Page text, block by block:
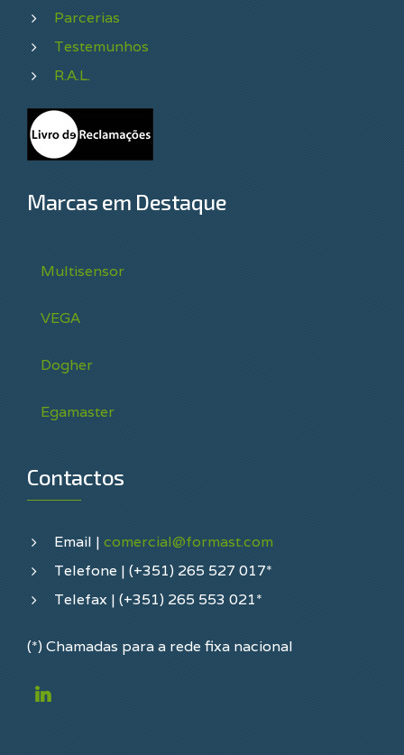
Parcerias
Testemunhos
R.A.L.
Marcas em Destaque
Multisensor
VEGA
Dogher
Egamaster
Contactos
Email | comercial@formast.com
Telefone | (+351) 265 527 017*
Telefax | (+351) 265 553 021*
(*) Chamadas para a rede fixa nacional